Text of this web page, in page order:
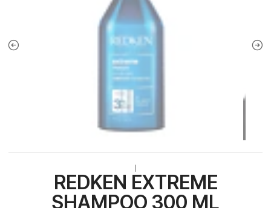
REDKEN EXTREME
SHAMPOO 300 ML